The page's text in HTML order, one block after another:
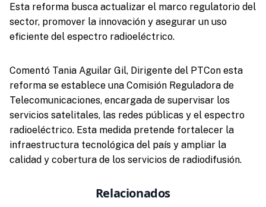
Esta reforma busca actualizar el marco regulatorio del
sector, promover la innovación y asegurar un uso
eficiente del espectro radioeléctrico.
Comentó Tania Aguilar Gil, Dirigente del PTCon esta
reforma se establece una Comisión Reguladora de
Telecomunicaciones, encargada de supervisar los
servicios satelitales, las redes públicas y el espectro
radioeléctrico. Esta medida pretende fortalecer la
infraestructura tecnológica del país y ampliar la
calidad y cobertura de los servicios de radiodifusión.
Relacionados